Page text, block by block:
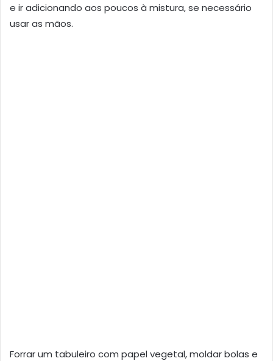
e ir adicionando aos poucos à mistura, se necessário
usar as mãos.
Forrar um tabuleiro com papel vegetal, moldar bolas e